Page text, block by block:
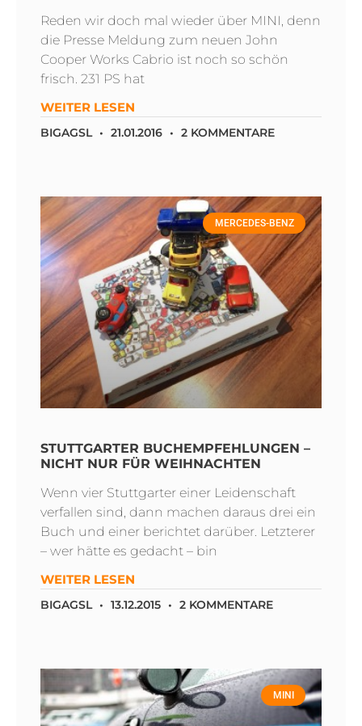
Reden wir doch mal wieder über MINI, denn
die Presse Meldung zum neuen John
Cooper Works Cabrio ist noch so schön
frisch. 231 PS hat
WEITER LESEN
BIGAGSL 21.01.2016 2 KOMMENTARE
MERCEDES-BENZ
STUTTGARTER BUCHEMPFEHLUNGEN –
NICHT NUR FÜR WEIHNACHTEN
Wenn vier Stuttgarter einer Leidenschaft
verfallen sind, dann machen daraus drei ein
Buch und einer berichtet darüber. Letzterer
– wer hätte es gedacht – bin
WEITER LESEN
BIGAGSL 13.12.2015 2 KOMMENTARE
MINI